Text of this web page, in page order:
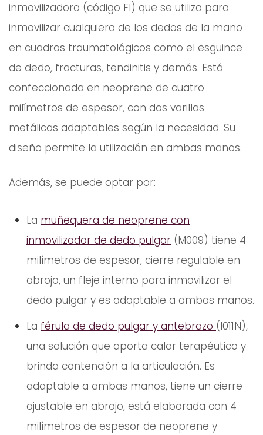
inmovilizadora (código FI) que se utiliza para
inmovilizar cualquiera de los dedos de la mano
en cuadros traumatológicos como el esguince
de dedo, fracturas, tendinitis y demás. Está
confeccionada en neoprene de cuatro
milímetros de espesor, con dos varillas
metálicas adaptables según la necesidad. Su
diseño permite la utilización en ambas manos.
Además, se puede optar por:
La muñequera de neoprene con
inmovilizador de dedo pulgar (M009) tiene 4
milímetros de espesor, cierre regulable en
abrojo, un fleje interno para inmovilizar el
dedo pulgar y es adaptable a ambas manos.
La férula de dedo pulgar y antebrazo (I011N),
una solución que aporta calor terapéutico y
brinda contención a la articulación. Es
adaptable a ambas manos, tiene un cierre
ajustable en abrojo, está elaborada con 4
milímetros de espesor de neoprene y